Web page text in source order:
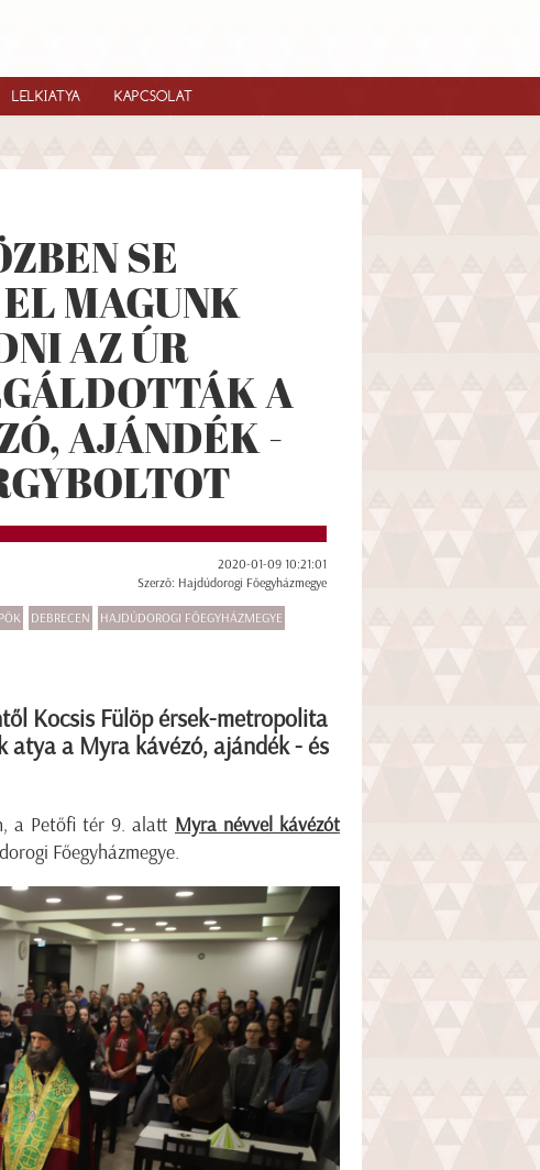
LELKIATYA KAPCSOLAT
SE
MAGUNK
AZ ÚR
A
AJÁNDÉK -
2020-01-09 10:21:01
Szerző: Hajdúdorogi Főegyházmegye
DEBRECEN HAJDÚDOROGI FŐEGYHÁZMEGYE
Kocsis Fülöp érsek-metropolita
atya a Myra kávézó, ajándék - és
a Petőfi tér 9. alatt Myra névvel kávézót
Főegyházmegye.